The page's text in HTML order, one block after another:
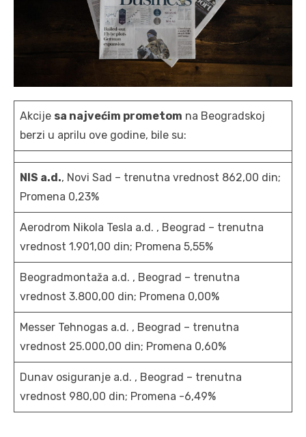
Akcije sa najvećim prometom na Beogradskoj
berzi u aprilu ove godine, bile su:
NIS a.d., Novi Sad – trenutna vrednost 862,00 din;
Promena 0,23%
Aerodrom Nikola Tesla a.d. , Beograd – trenutna
vrednost 1.901,00 din; Promena 5,55%
Beogradmontaža a.d. , Beograd – trenutna
vrednost 3.800,00 din; Promena 0,00%
Messer Tehnogas a.d. , Beograd – trenutna
vrednost 25.000,00 din; Promena 0,60%
Dunav osiguranje a.d. , Beograd – trenutna
vrednost 980,00 din; Promena -6,49%